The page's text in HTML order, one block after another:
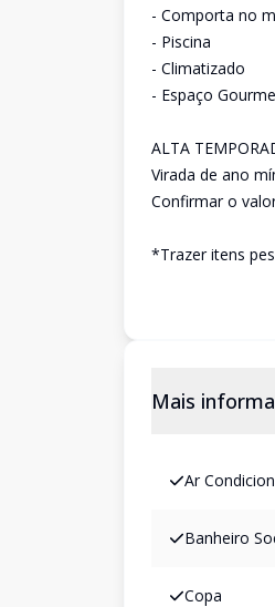
- Comporta no
- Piscina
- Climatizado
- Espaço
ALTA
Virada de ano
Confirmar o
*Trazer itens
Mais
Ar
Banheiro
Copa